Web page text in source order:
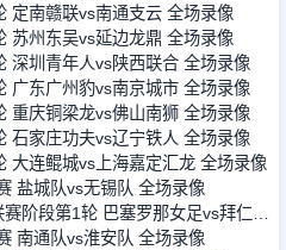
定南赣联vs南通支云 全场录像
苏州东吴vs延边龙鼎 全场录像
深圳青年人vs陕西联合 全场录像
广东广州豹vs南京城市 全场录像
重庆铜梁龙vs佛山南狮 全场录像
石家庄功夫vs辽宁铁人 全场录像
大连鲲城vs上海嘉定汇龙 全场录像
盐城队vs无锡队 全场录像
2025年10月08日 女足欧冠联赛阶段第1轮 巴塞罗那女足vs拜仁慕尼黑女足 全场录像
南通队vs淮安队 全场录像